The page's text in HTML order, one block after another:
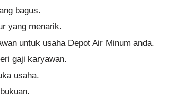
bagus.
yang menarik.
untuk usaha Depot Air Minum anda.
gaji karyawan.
usaha.